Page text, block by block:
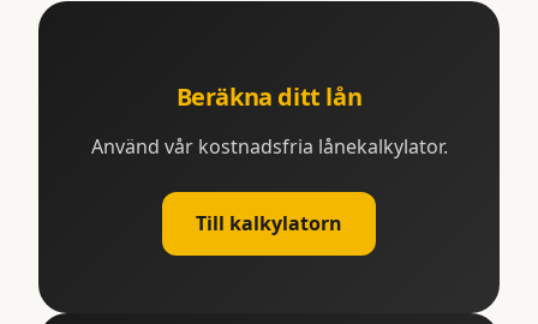
Beräkna ditt lån
Använd vår kostnadsfria lånekalkylator.
Till kalkylatorn